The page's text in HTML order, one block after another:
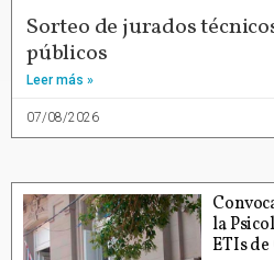
Sorteo de jurados
públicos
Leer más »
07/08/2026
la
ETIs